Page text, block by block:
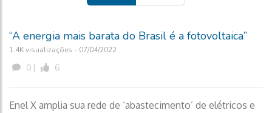
“A energia mais barata do Brasil é a fotovoltaica”
1.4K visualizações - 07/04/2022
0 | 6
Enel X amplia sua rede de ‘abastecimento’ de elétricos e